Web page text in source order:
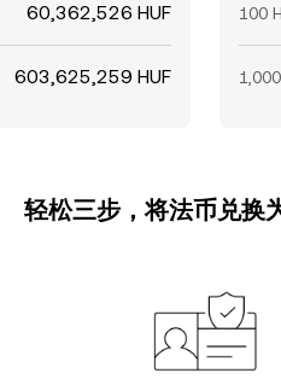
60,362,526 HUF
603,625,259 HUF
100
轻松三步，将法币兑换